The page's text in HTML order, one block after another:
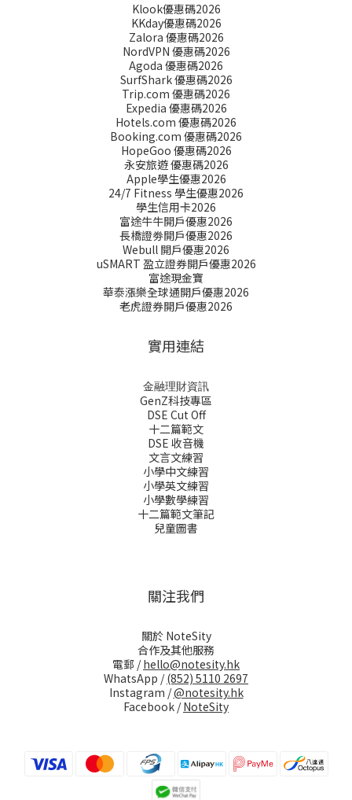
Klook優惠碼2026
KKday優惠碼2026
Zalora 優惠碼2026
NordVPN 優惠碼2026
Agoda 優惠碼2026
SurfShark 優惠碼2026
Trip.com 優惠碼2026
Expedia 優惠碼2026
Hotels.com 優惠碼2026
Booking.com 優惠碼2026
HopeGoo 優惠碼2026
永安旅遊 優惠碼2026
Apple學生優惠2026
24/7 Fitness 學生優惠2026
學生信用卡2026
富途牛牛開戶優惠2026
長橋證劵開戶優惠2026
Webull 開戶優惠2026
uSMART 盈立證券開戶優惠2026
富途現金寶
華泰漲樂全球通開戶優惠2026
老虎證券開戶優惠2026
實用連結
金融理財資訊
GenZ科技專區
DSE Cut Off
十二篇範文
DSE 收音機
文言文練習
小學中文練習
小學英文練習
小學數學練習
十二篇範文筆記
兒童圖書
關注我們
關於 NoteSity
合作及其他服務
電郵 /hello@notesity.hk
WhatsApp /(852) 5110 2697
Instagram /@notesity.hk
Facebook /NoteSity